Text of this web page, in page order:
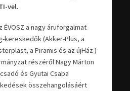
vel.
a nagy áruforgalmat
kereskedők (Akker-Plus, a
a Piramis és az újHáz )
részéről Nagy Márton
és Gyutai Csaba
összehangolásáért